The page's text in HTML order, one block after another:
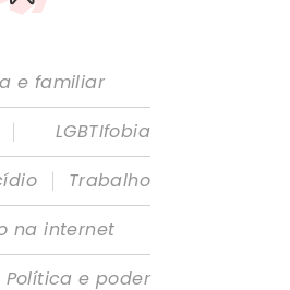
e familiar
|
LGBTIfobia
|
Trabalho
na internet
Política e poder